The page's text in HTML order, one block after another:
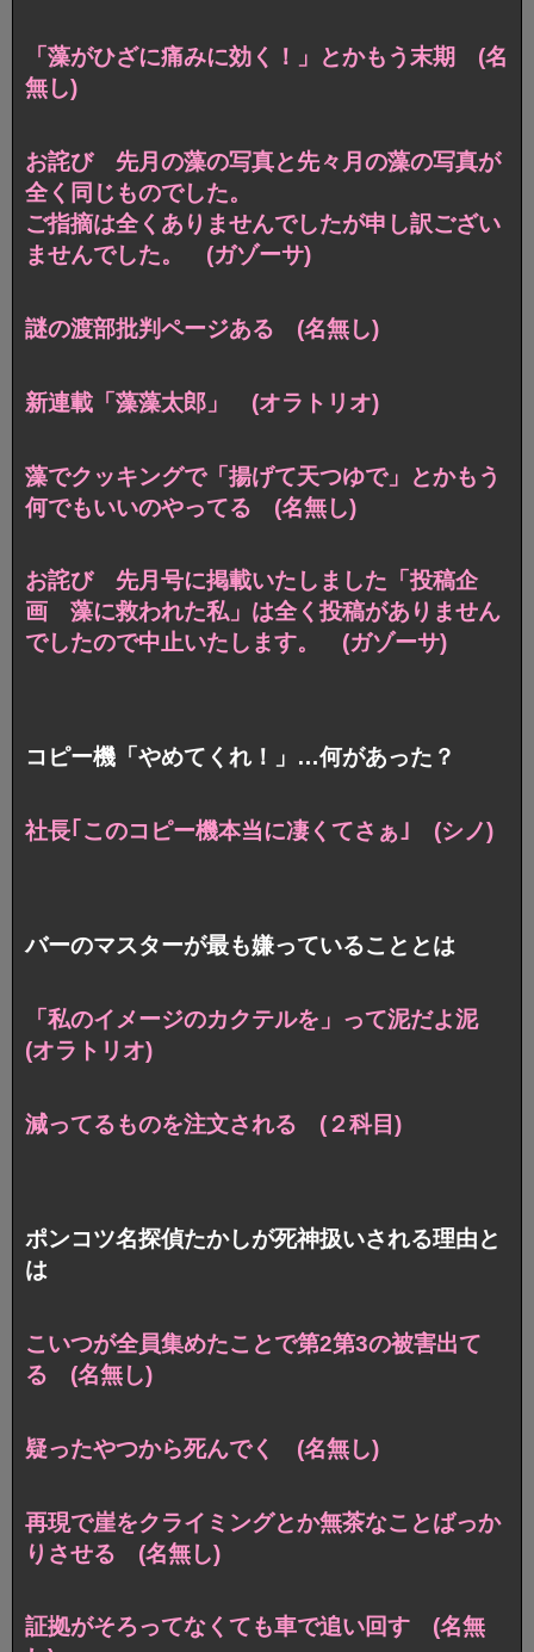
「藻がひざに痛みに効く！」とかもう末期 (名
無し)
お詫び 先月の藻の写真と先々月の藻の写真が
全く同じものでした。
ご指摘は全くありませんでしたが申し訳ござい
ませんでした。 (ガゾーサ)
謎の渡部批判ページある (名無し)
新連載「藻藻太郎」 (オラトリオ)
藻でクッキングで「揚げて天つゆで」とかもう
何でもいいのやってる (名無し)
お詫び 先月号に掲載いたしました「投稿企
画 藻に救われた私」は全く投稿がありません
でしたので中止いたします。 (ガゾーサ)
コピー機「やめてくれ！」…何があった？
社長｢このコピー機本当に凄くてさぁ｣ (シノ)
バーのマスターが最も嫌っていることとは
「私のイメージのカクテルを」って泥だよ泥
(オラトリオ)
減ってるものを注文される (２科目)
ポンコツ名探偵たかしが死神扱いされる理由と
は
こいつが全員集めたことで第2第3の被害出て
る (名無し)
疑ったやつから死んでく (名無し)
再現で崖をクライミングとか無茶なことばっか
りさせる (名無し)
証拠がそろってなくても車で追い回す (名無